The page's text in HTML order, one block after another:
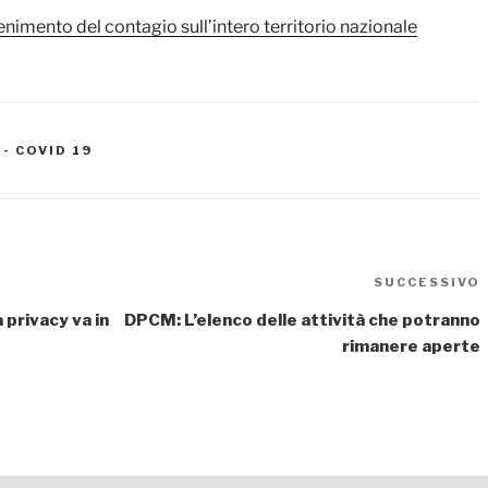
del contagio sull’intero territorio nazionale
COVID 19
privacy va in
SUCCESSIVO
DPCM: L’elenco delle attività che potranno
rimanere aperte